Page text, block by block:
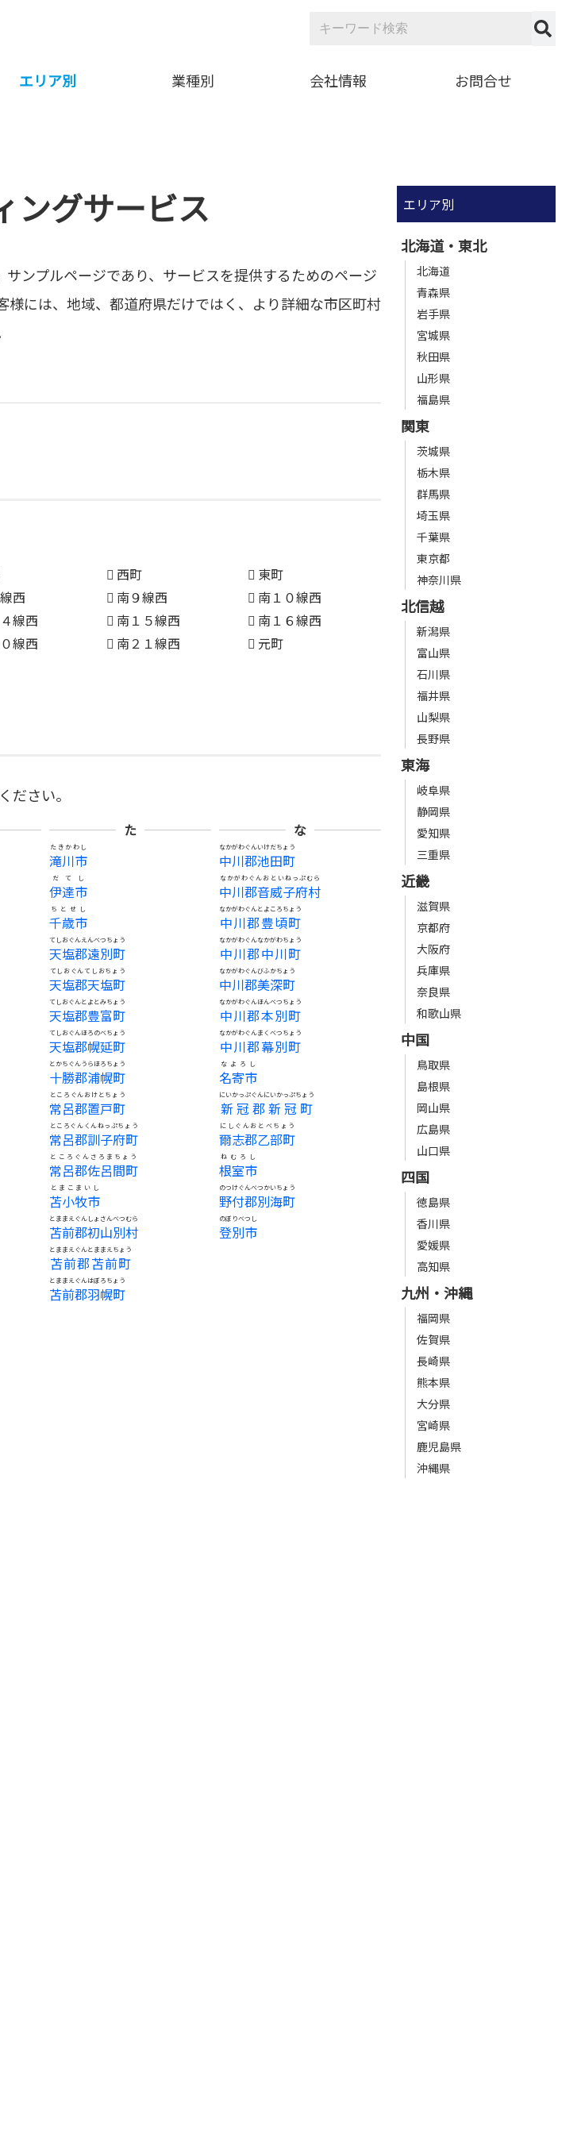
エリア別 業種別 会社情報 お問合せ
ングサービス
ンプルページであり、サービスを提供するためのページ
には、地域、都道府県だけではく、より詳細な市区町村
西町
東町
西 南９線西
南１０線西
線西 南１５線西
南１６線西
線西 南２１線西 元町
ださい。
た
滝川市
たきかわし
伊達市
だてし
千歳市
ちとせし
天塩郡遠別町
てしおぐんえんべつちょう
天塩郡天塩町
てしおぐんてしおちょう
天塩郡豊富町
てしおぐんとよとみちょう
天塩郡幌延町
てしおぐんほろのべちょう
十勝郡浦幌町
とかちぐんうらほろちょう
常呂郡置戸町
ところぐんおけとちょう
常呂郡訓子府町
ところぐんくんねっぷちょう
常呂郡佐呂間町
ところぐんさろまちょう
苫小牧市
とまこまいし
苫前郡初山別村
とままえぐんしょさんべつむら
苫前郡苫前町
とままえぐんとままえちょう
苫前郡羽幌町
とままえぐんはぼろちょう
な
中川郡池田町
なかがわぐんいけだちょう
中川郡音威子府村
なかがわぐんおといねっぷむら
中川郡豊頃町
なかがわぐんとよころちょう
中川郡中川町
なかがわぐんなかがわちょう
中川郡美深町
なかがわぐんびふかちょう
中川郡本別町
なかがわぐんほんべつちょう
中川郡幕別町
なかがわぐんまくべつちょう
名寄市
なよろし
新冠郡新冠町
にいかっぷぐんにいかっぷちょう
爾志郡乙部町
にしぐんおとべちょう
根室市
ねむろし
野付郡別海町
のつけぐんべつかいちょう
登別市
のぼりべつし
エリア別
北海道・東北
北海道
青森県
岩手県
宮城県
秋田県
山形県
福島県
関東
茨城県
栃木県
群馬県
埼玉県
千葉県
東京都
神奈川県
北信越
新潟県
富山県
石川県
福井県
山梨県
長野県
東海
岐阜県
静岡県
愛知県
三重県
近畿
滋賀県
京都府
大阪府
兵庫県
奈良県
和歌山県
中国
鳥取県
島根県
岡山県
広島県
山口県
四国
徳島県
香川県
愛媛県
高知県
九州・沖縄
福岡県
佐賀県
長崎県
熊本県
大分県
宮崎県
鹿児島県
沖縄県